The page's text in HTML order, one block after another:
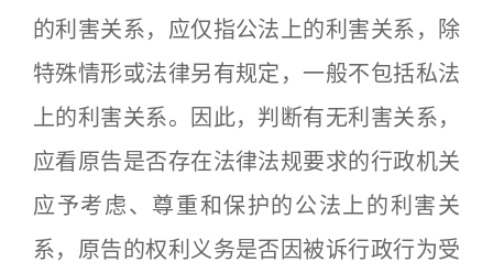
的利害关系，应仅指公法上的利害关系，除
特殊情形或法律另有规定，一般不包括私法
上的利害关系。因此，判断有无利害关系，
应看原告是否存在法律法规要求的行政机关
应予考虑、尊重和保护的公法上的利害关
系，原告的权利义务是否因被诉行政行为受